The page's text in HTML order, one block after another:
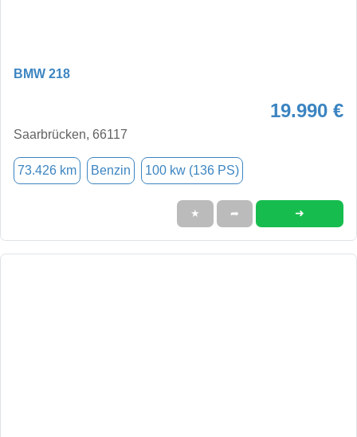
BMW 218
19.990 €
Saarbrücken, 66117
73.426 km Benzin 100 kw (136 PS)
★ ➦ ➜